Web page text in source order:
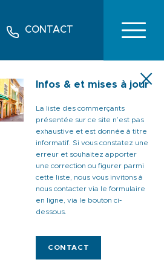
CONTACT
Infos & et mises à jour
La liste des commerçants
présentée sur ce site n’est pas
exhaustive et est donnée à titre
informatif. Si vous constatez une
erreur et souhaitez apporter
une correction ou figurer parmi
cette liste, nous vous invitons à
nous contacter via le formulaire
en ligne, via le bouton ci-
dessous.
CONTACT